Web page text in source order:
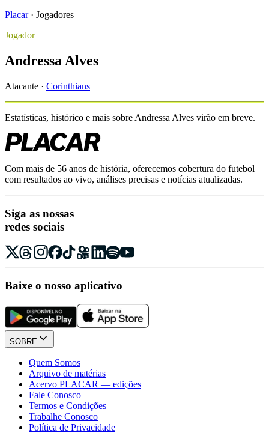
Placar · Jogadores
Jogador
Andressa Alves
Atacante · Corinthians
Estatísticas, histórico e mais sobre Andressa Alves virão em breve.
Com mais de 56 anos de história, oferecemos cobertura do futebol
com resultados ao vivo, análises precisas e notícias atualizadas.
Siga as nossas
redes sociais
Baixe o nosso aplicativo
SOBRE
Quem Somos
Arquivo de matérias
Acervo PLACAR — edições
Fale Conosco
Termos e Condições
Trabalhe Conosco
Política de Privacidade